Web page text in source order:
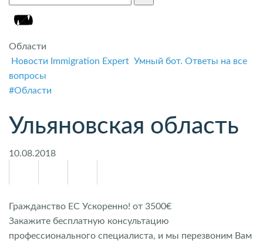
Области
Новости Immigration Expert Умный бот. Ответы на все
вопросы
#Области
Ульяновская область
10.08.2018
Гражданство ЕС Ускоренно! от 3500€
Закажите бесплатную консультацию
профессионального специалиста, и мы перезвоним Вам